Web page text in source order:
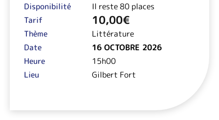
Disponibilité
Il reste 80 places
Tarif
10,00€
Thème
Littérature
Date
16 OCTOBRE 2026
Heure
15h00
Lieu
Gilbert Fort